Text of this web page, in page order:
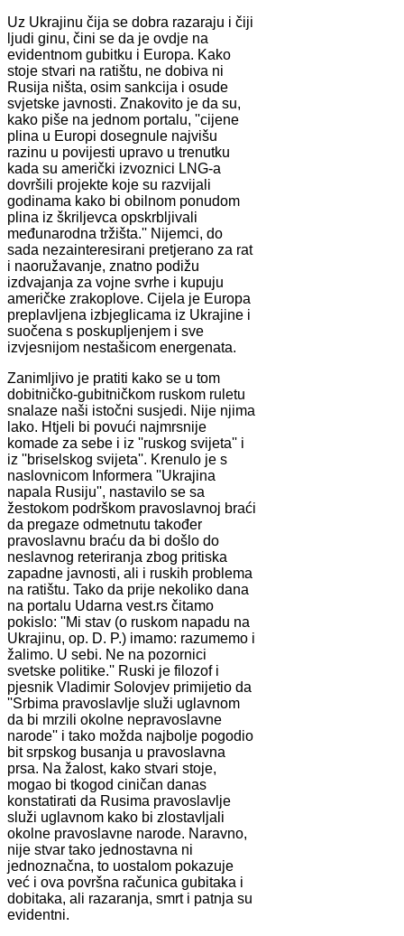
Uz Ukrajinu čija se dobra razaraju i čiji
ljudi ginu, čini se da je ovdje na
evidentnom gubitku i Europa. Kako
stoje stvari na ratištu, ne dobiva ni
Rusija ništa, osim sankcija i osude
svjetske javnosti. Znakovito je da su,
kako piše na jednom portalu, ''cijene
plina u Europi dosegnule najvišu
razinu u povijesti upravo u trenutku
kada su američki izvoznici LNG-a
dovršili projekte koje su razvijali
godinama kako bi obilnom ponudom
plina iz škriljevca opskrbljivali
međunarodna tržišta.'' Nijemci, do
sada nezainteresirani pretjerano za rat
i naoružavanje, znatno podižu
izdvajanja za vojne svrhe i kupuju
američke zrakoplove. Cijela je Europa
preplavljena izbjeglicama iz Ukrajine i
suočena s poskupljenjem i sve
izvjesnijom nestašicom energenata.
Zanimljivo je pratiti kako se u tom
dobitničko-gubitničkom ruskom ruletu
snalaze naši istočni susjedi. Nije njima
lako. Htjeli bi povući najmrsnije
komade za sebe i iz ''ruskog svijeta'' i
iz ''briselskog svijeta''. Krenulo je s
naslovnicom Informera ''Ukrajina
napala Rusiju'', nastavilo se sa
žestokom podrškom pravoslavnoj braći
da pregaze odmetnutu također
pravoslavnu braću da bi došlo do
neslavnog reteriranja zbog pritiska
zapadne javnosti, ali i ruskih problema
na ratištu. Tako da prije nekoliko dana
na portalu Udarna vest.rs čitamo
pokislo: ''Mi stav (o ruskom napadu na
Ukrajinu, op. D. P.) imamo: razumemo i
žalimo. U sebi. Ne na pozornici
svetske politike.'' Ruski je filozof i
pjesnik Vladimir Solovjev primijetio da
''Srbima pravoslavlje služi uglavnom
da bi mrzili okolne nepravoslavne
narode'' i tako možda najbolje pogodio
bit srpskog busanja u pravoslavna
prsa. Na žalost, kako stvari stoje,
mogao bi tkogod ciničan danas
konstatirati da Rusima pravoslavlje
služi uglavnom kako bi zlostavljali
okolne pravoslavne narode. Naravno,
nije stvar tako jednostavna ni
jednoznačna, to uostalom pokazuje
već i ova površna računica gubitaka i
dobitaka, ali razaranja, smrt i patnja su
evidentni.